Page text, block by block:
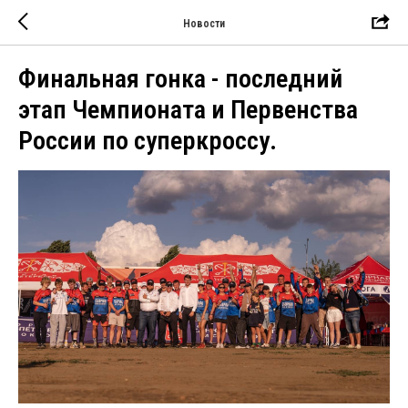
Новости
Финальная гонка - последний
этап Чемпионата и Первенства
России по суперкроссу.